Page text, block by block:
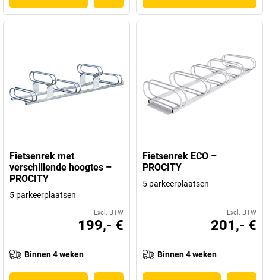
Fietsenrek met
verschillende hoogtes –
PROCITY
5 parkeerplaatsen
Excl. BTW
199,- €
Binnen 4 weken
Fietsenrek ECO –
PROCITY
5 parkeerplaatsen
Excl. BTW
201,- €
Binnen 4 weken